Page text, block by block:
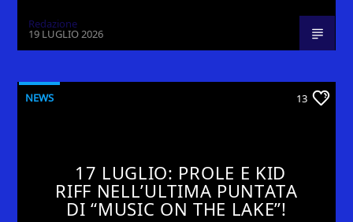
Redazione
19 LUGLIO 2026
NEWS 13
17 LUGLIO: PROLE E KID
RIFF NELL’ULTIMA PUNTATA
DI “MUSIC ON THE LAKE”!